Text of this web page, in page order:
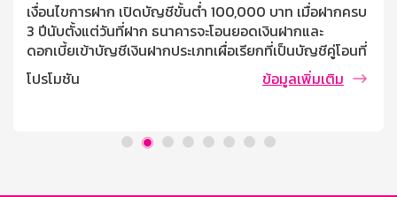
เงื่อนไขการฝาก เปิดบัญชีขั้นต่ำ 100,000 บาท เมื่อฝากครบ
3 ปีนับตั้งแต่วันที่ฝาก ธนาคารจะโอนยอดเงินฝากและ
ดอกเบี้ยเข้าบัญชีเงินฝากประเภทเผื่อเรียกที่เป็นบัญชีคู่โอนที่
ผู้ฝากแจ้งไว้ ฝากครั้งละไม่ต่ำกว่า 10,000 บาท ไม่จำกัด
วงเงินรับฝากสูงสุด บุคคลธรรมดาที่มีอายุตั้งแต่ 7 ปี ขึ้นไป
ครั้งละเท่าใดก็ได้ ถอนหรือปิดบัญชีก่อนฝากครบ 3 ปี จำนวน
โปรโมชัน ข้อมูลเพิ่มเติม